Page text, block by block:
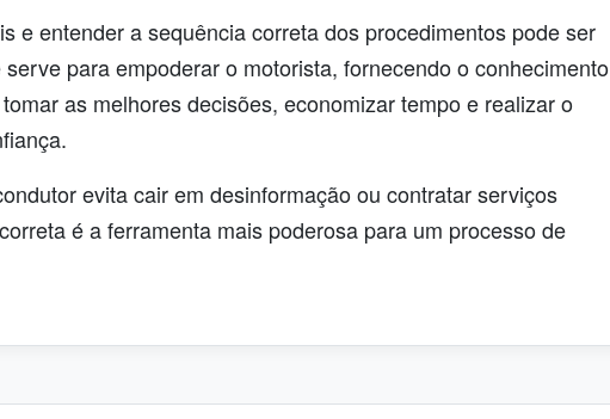
e entender a sequência correta dos procedimentos pode ser
para empoderar o motorista, fornecendo o conhecimento
as melhores decisões, economizar tempo e realizar o
evita cair em desinformação ou contratar serviços
é a ferramenta mais poderosa para um processo de